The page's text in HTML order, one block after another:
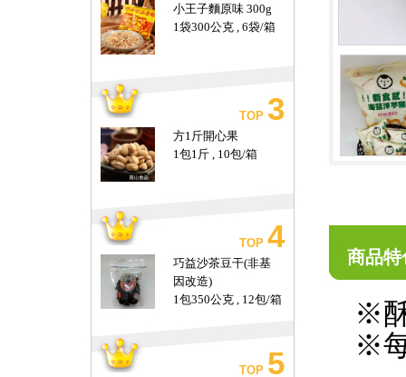
小王子麵原味 300g
1袋300公克 , 6袋/箱
TOP 3
方1斤開心果
1包1斤 , 10包/箱
TOP 4
巧益沙茶豆干(非基
因改造)
1包350公克 , 12包/箱
TOP 5
商品特
※
※